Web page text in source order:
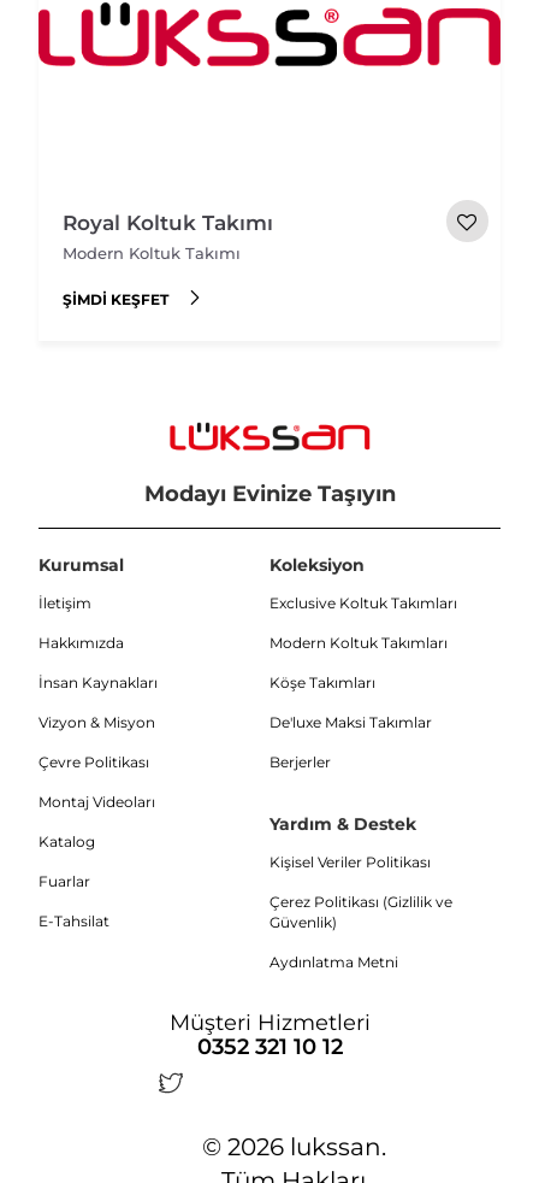
Royal Koltuk Takımı
Modern Koltuk Takımı
ŞIMDI KEŞFET
Modayı Evinize Taşıyın
Kurumsal
İletişim
Hakkımızda
İnsan Kaynakları
Vizyon & Misyon
Çevre Politikası
Montaj Videoları
Katalog
Fuarlar
E-Tahsilat
Koleksiyon
Exclusive Koltuk Takımları
Modern Koltuk Takımları
Köşe Takımları
De'luxe Maksi Takımlar
Berjerler
Yardım & Destek
Kişisel Veriler Politikası
Çerez Politikası (Gizlilik ve
Güvenlik)
Aydınlatma Metni
Müşteri Hizmetleri
0352 321 10 12
© 2026 lukssan.